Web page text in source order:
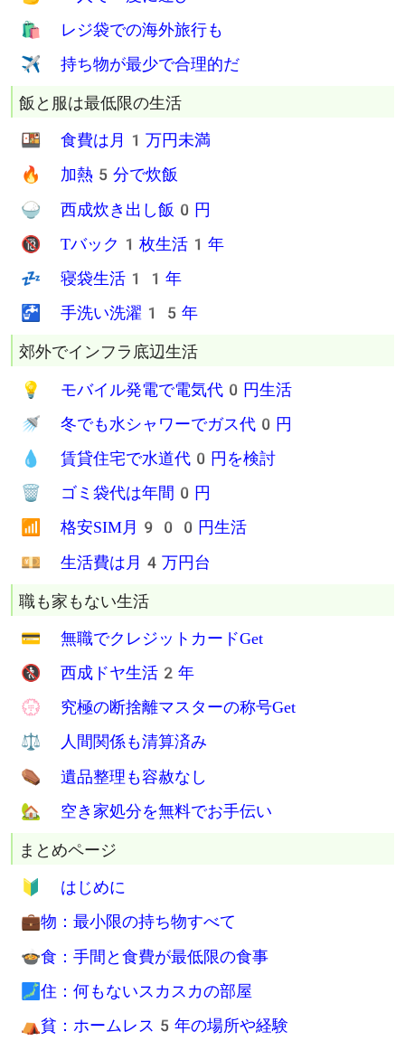
Twitter Facebook
物がないを楽しむ生活
🧘 真のミニマリストは
📦 引越しで全持ち物を
🦶 徒歩と公共交通機関で
💪 一人で一度に運び
🛍 レジ袋での海外旅行も
✈ 持ち物が最少で合理的だ
飯と服は最低限の生活
🍱 食費は月1万円未満
🔥 加熱5分で炊飯
🍚 西成炊き出し飯0円
🔞 Tバック1枚生活1年
💤 寝袋生活11年
🚰 手洗い洗濯15年
郊外でインフラ底辺生活
💡 モバイル発電で電気代0円生活
🚿 冬でも水シャワーでガス代0円
💧 賃貸住宅で水道代0円を検討
🗑 ゴミ袋代は年間0円
📶 格安SIM月900円生活
💴 生活費は月4万円台
職も家もない生活
💳 無職でクレジットカードGet
🚷 西成ドヤ生活2年